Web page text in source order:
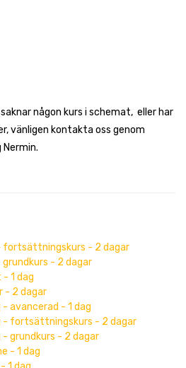
någon kurs i schemat, eller har
vänligen kontakta oss genom
- fortsättningskurs - 2 dagar
grundkurs - 2 dagar
- 1 dag
- 2 dagar
- avancerad - 1 dag
- fortsättningskurs - 2 dagar
- grundkurs - 2 dagar
- 1 dag